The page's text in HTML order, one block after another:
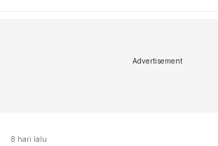
Advertisement
8 hari lalu